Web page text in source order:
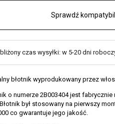
Sprawdź
czas wysyłki: w 5-20 dni
błotnik wyprodukowany przez
o numerze 2B003404 jest
był stosowany na pierwszy
co gwarantuje jego jakość.